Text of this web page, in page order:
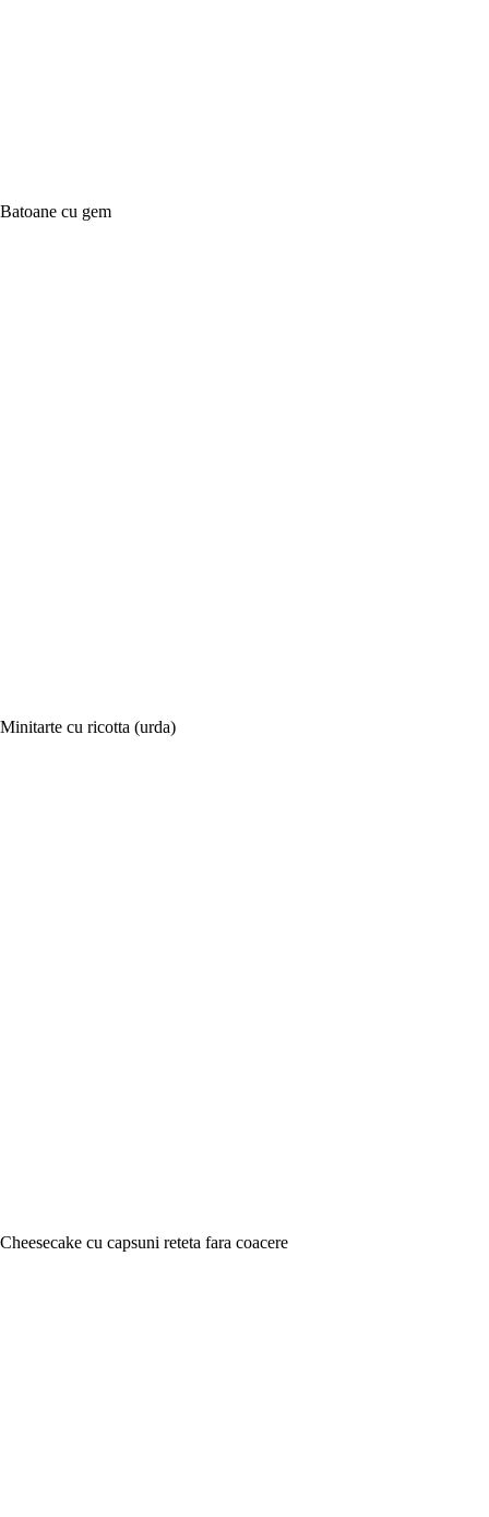
Batoane cu gem
Minitarte cu ricotta (urda)
Cheesecake cu capsuni reteta fara coacere